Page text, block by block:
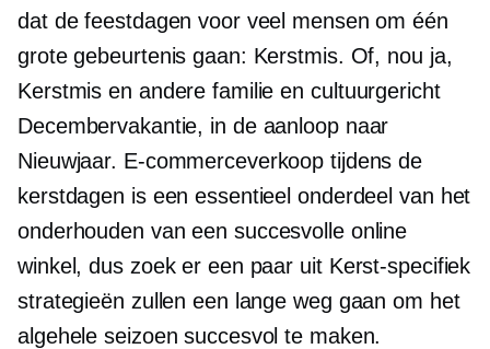
dat de feestdagen voor veel mensen om één
grote gebeurtenis gaan: Kerstmis. Of, nou ja,
Kerstmis en andere familie en cultuurgericht
Decembervakantie, in de aanloop naar
Nieuwjaar. E-commerceverkoop tijdens de
kerstdagen is een essentieel onderdeel van het
onderhouden van een succesvolle online
winkel, dus zoek er een paar uit Kerst-specifiek
strategieën zullen een lange weg gaan om het
algehele seizoen succesvol te maken.